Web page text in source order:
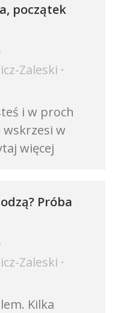
początek
Zaleski
i w proch
wskrzesi w
więcej
Próba
Zaleski
Kilka